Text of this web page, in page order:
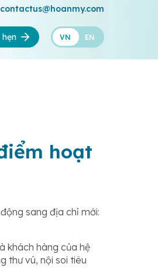
contactus@hoanmy.com
VN EN
hoạt
sang địa chỉ mới:
khách hàng của hệ
thư vú, nội soi tiêu